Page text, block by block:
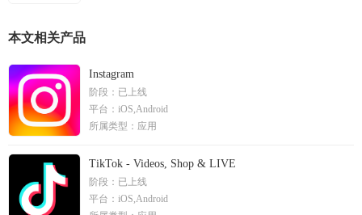
音箱“Portal”。2019年9月，Facebook与阿里巴巴、
Twitter和Uber共同成立Presto基金会，用于大规模分布
式数据处理。2020年~2022年，Facebook陆续收购多家
改名Meta。
包含了新闻动态，图片，以及各类短文。
本文相关产品
Instagram
阶段： 已上线
平台： iOS,Android
所属类型： 应用
TikTok - Videos, Shop & LIVE
阶段： 已上线
平台： iOS,Android